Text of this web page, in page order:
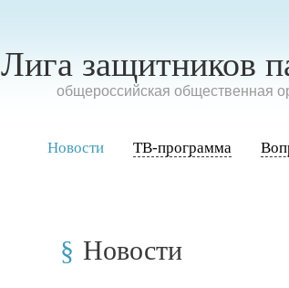
Лига защитников
oбщероссийская общественная
Новости ТВ-программа
Новости